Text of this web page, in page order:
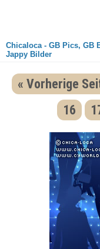
Chicaloca - GB Pics, GB
Jappy Bilder
« Vorherige
16